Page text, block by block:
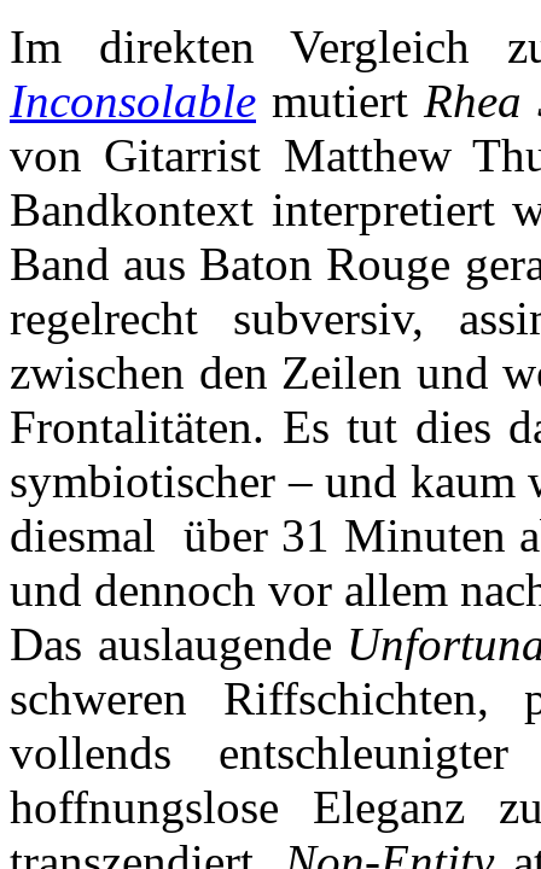
Im direkten Vergleich
Inconsolable mutiert Rhea
von Gitarrist Matthew
Bandkontext interpretiert
Band aus Baton Rouge
regelrecht subversiv,
zwischen den Zeilen und
Frontalitäten. Es tut dies
symbiotischer – und kaum
diesmal über 31 Minuten
und dennoch vor allem
Das auslaugende
schweren
vollends
hoffnungslose Eleganz